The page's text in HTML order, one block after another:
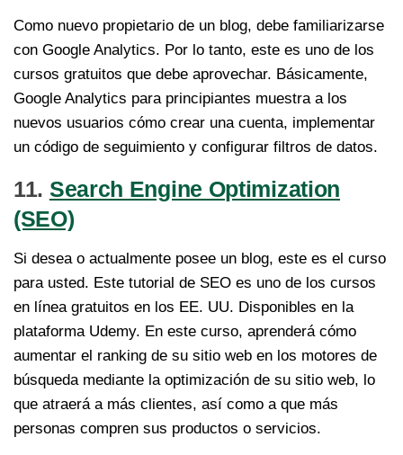
Como nuevo propietario de un blog, debe familiarizarse
con Google Analytics. Por lo tanto, este es uno de los
cursos gratuitos que debe aprovechar. Básicamente,
Google Analytics para principiantes muestra a los
nuevos usuarios cómo crear una cuenta, implementar
un código de seguimiento y configurar filtros de datos.
11. Search Engine Optimization
(SEO)
Si desea o actualmente posee un blog, este es el curso
para usted. Este tutorial de SEO es uno de los cursos
en línea gratuitos en los EE. UU. Disponibles en la
plataforma Udemy. En este curso, aprenderá cómo
aumentar el ranking de su sitio web en los motores de
búsqueda mediante la optimización de su sitio web, lo
que atraerá a más clientes, así como a que más
personas compren sus productos o servicios.